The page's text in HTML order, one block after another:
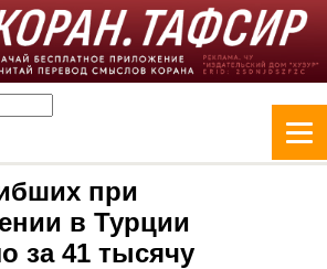
при
в Турции
за 41 тысячу